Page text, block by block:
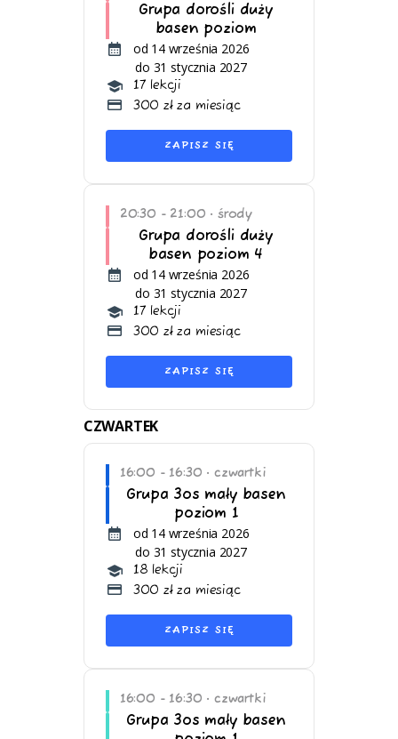
Grupa dorośli duży
basen poziom
od 14 września 2026
do 31 stycznia 2027
17 lekcji
300 zł za miesiąc
ZAPISZ SIĘ
20:30 - 21:00 • środy
Grupa dorośli duży
basen poziom 4
od 14 września 2026
do 31 stycznia 2027
17 lekcji
300 zł za miesiąc
ZAPISZ SIĘ
CZWARTEK
16:00 - 16:30 • czwartki
Grupa 3os mały basen
poziom 1
od 14 września 2026
do 31 stycznia 2027
18 lekcji
300 zł za miesiąc
ZAPISZ SIĘ
16:00 - 16:30 • czwartki
Grupa 3os mały basen